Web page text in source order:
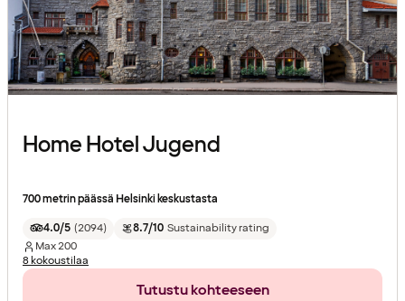
Home Hotel Jugend
700 metrin päässä Helsinki keskustasta
4.0/5 (2094) 8.7/10 Sustainability rating
Max200
8 kokoustilaa
Tutustu kohteeseen